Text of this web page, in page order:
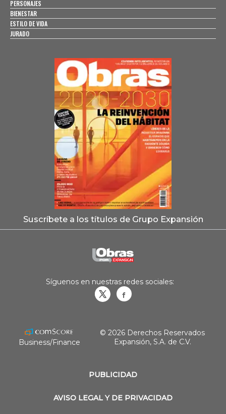
PERSONAJES
BIENESTAR
ESTILO DE VIDA
JURADO
Suscríbete a los títulos de Grupo Expansión
PUBLICIDAD
AVISO LEGAL Y DE PRIVACIDAD
Síguenos en nuestras redes sociales:
Business/Finance
© 2026 Derechos Reservados
Expansión, S.A. de C.V.